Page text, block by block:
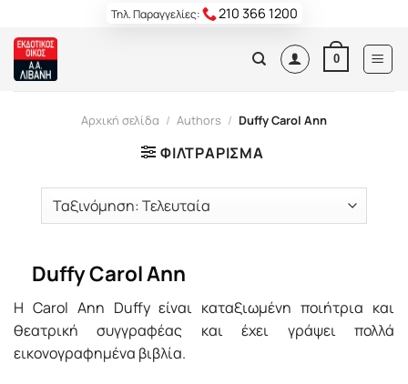
content
Τηλ. Παραγγελίες: 210 366 1200
0
Αρχική σελίδα / Authors / Duffy Carol Ann
ΦΙΛΤΡΆΡΙΣΜΑ
Duffy Carol Ann
Η Carol Ann Duffy είναι καταξιωμένη ποιήτρια και
θεατρική συγγραφέας και έχει γράψει πολλά
εικονογραφημένα βιβλία.